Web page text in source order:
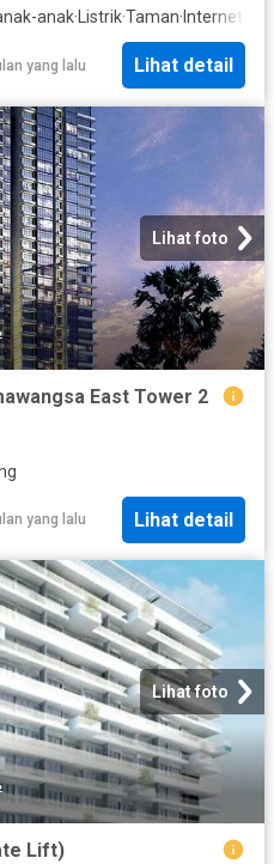
anak· Listrik·Taman· Internet
yang lalu Lihat detail
Lihat foto
East Tower 2
yang lalu Lihat detail
Lihat foto
Lift)